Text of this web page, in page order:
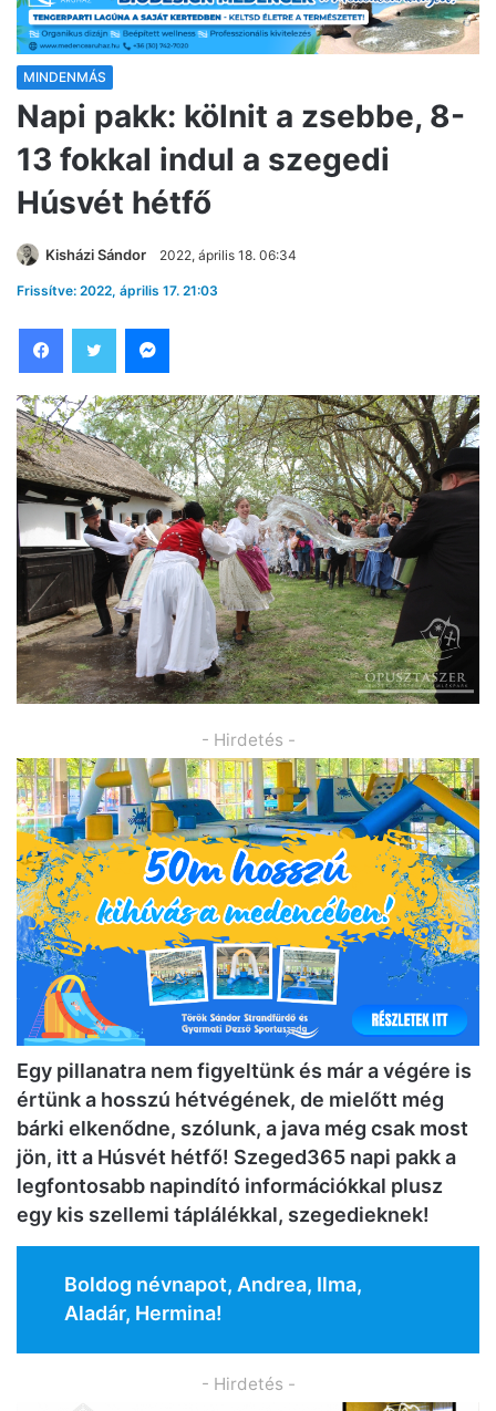
MINDENMÁS
Napi pakk: kölnit a zsebbe, 8-
13 fokkal indul a szegedi
Húsvét hétfő
Kisházi Sándor 2022, április 18. 06:34
Frissítve: 2022, április 17. 21:03
- Hirdetés -
Egy pillanatra nem figyeltünk és már a végére is
értünk a hosszú hétvégének, de mielőtt még
bárki elkenődne, szólunk, a java még csak most
jön, itt a Húsvét hétfő! Szeged365 napi pakk a
legfontosabb napindító információkkal plusz
egy kis szellemi táplálékkal, szegedieknek!
Boldog névnapot, Andrea, Ilma,
Aladár, Hermina!
- Hirdetés -